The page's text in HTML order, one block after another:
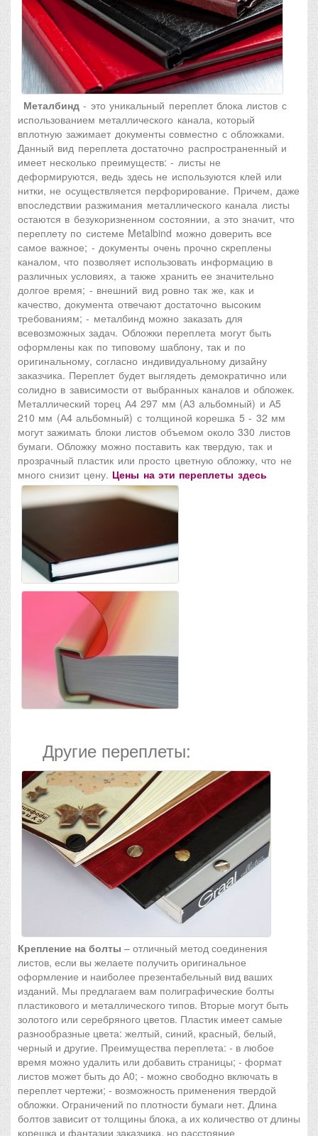
Металбинд - это уникальный переплет блока листов с
использованием металлического канала, который
вплотную зажимает документы совместно с обложками.
Данный вид переплета достаточно распространенный и
имеет несколько преимуществ: - листы не
деформируются, ведь здесь не используются клей или
нитки, не осуществляется перфорирование. Причем, даже
впоследствии разжимания металлического канала листы
остаются в безукоризненном состоянии, а это значит, что
переплету по системе Metalbind можно доверить все
самое важное; - документы очень прочно скреплены
каналом, что позволяет использовать информацию в
различных условиях, а также хранить ее значительно
долгое время; - внешний вид ровно так же, как и
качество, документа отвечают достаточно высоким
требованиям; - металбинд можно заказать для
всевозможных задач. Обложки переплета могут быть
оформлены как по типовому шаблону, так и по
оригинальному, согласно индивидуальному дизайну
заказчика. Переплет будет выглядеть демократично или
солидно в зависимости от выбранных каналов и обложек.
Металлический торец А4 297 мм (А3 альбомный) и А5
210 мм (А4 альбомный) с толщиной корешка 5 - 32 мм
могут зажимать блоки листов объемом около 330 листов
бумаги. Обложку можно поставить как твердую, так и
прозрачный пластик или просто цветную обложку, что не
много снизит цену. Цены на эти переплеты здесь
Другие переплеты:
Крепление на болты – отличный метод соединения
листов, если вы желаете получить оригинальное
оформление и наиболее презентабельный вид ваших
изданий. Мы предлагаем вам полиграфические болты
пластикового и металлического типов. Вторые могут быть
золотого или серебряного цветов. Пластик имеет самые
разнообразные цвета: желтый, синий, красный, белый,
черный и другие. Преимущества переплета: - в любое
время можно удалить или добавить страницы; - формат
листов может быть до А0; - можно свободно включать в
переплет чертежи; - возможность применения твердой
обложки. Ограничений по плотности бумаги нет. Длина
болтов зависит от толщины блока, а их количество от длины
корешка и фантазии заказчика, но расстояние